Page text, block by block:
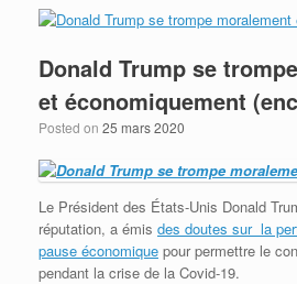
Donald Trump se
et économiquement
Posted on 25 mars 2020
Le Président des États-Unis Donald
réputation, a émis des doutes sur la
pause économique pour permettre le
pendant la crise de la Covid-19.